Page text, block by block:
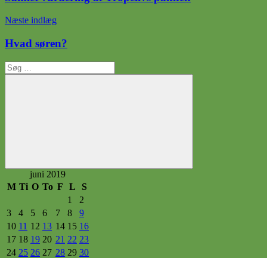
Næste indlæg
Hvad søren?
Søg
efter:
Søg
juni 2019
M Ti O To F L
S
1
2
3
4 5 6 7 8
9
10 11 12 13 14 15 16
17 18 19 20 21 22 23
24 25 26 27 28 29 30